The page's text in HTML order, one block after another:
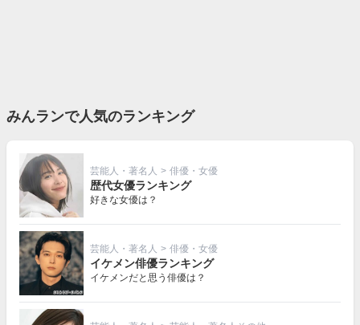
みんランで人気のランキング
芸能人・著名人 > 俳優・女優
歴代女優ランキング
好きな女優は？
芸能人・著名人 > 俳優・女優
イケメン俳優ランキング
イケメンだと思う俳優は？